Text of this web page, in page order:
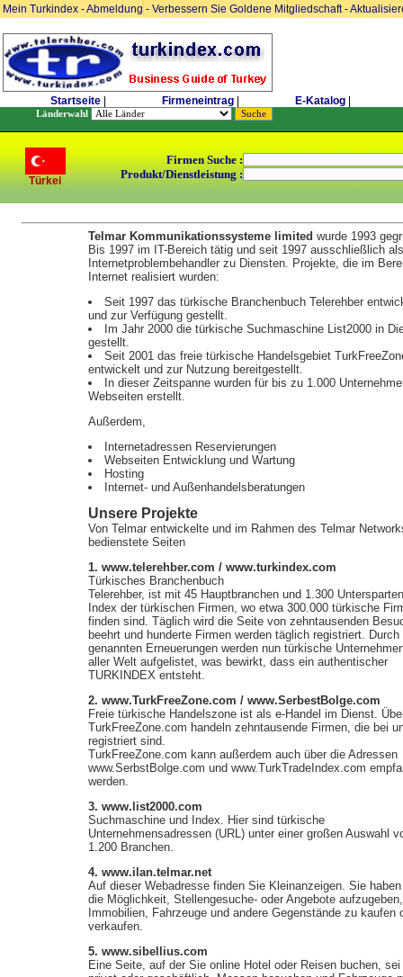
Mein Turkindex -Abmeldung- Verbessern Sie Goldene Mitgliedschaft-
Startseite Firmeneintrag E-Katalog
Länderwahl
Türkei
Firmen Suche :
Produkt/Dienstleistung :
Telmar Kommunikationssysteme limited wurde 1993
Bis 1997 im IT-Bereich tätig und seit 1997 ausschließlich als
Internetproblembehandler zu Diensten. Projekte, die im
Internet realisiert wurden:
Seit 1997 das türkische Branchenbuch Telerehber
und zur Verfügung gestellt.
Im Jahr 2000 die türkische Suchmaschine List2000 in
gestellt.
Seit 2001 das freie türkische Handelsgebiet
entwickelt und zur Nutzung bereitgestellt.
In dieser Zeitspanne wurden für bis zu 1.000
Webseiten erstellt.
Außerdem,
Internetadressen Reservierungen
Webseiten Entwicklung und Wartung
Hosting
Internet- und Außenhandelsberatungen
Unsere Projekte
Von Telmar entwickelte und im Rahmen des Telmar
bedienstete Seiten
1. www.telerehber.com / www.turkindex.com
Türkisches Branchenbuch
Telerehber, ist mit 45 Hauptbranchen und 1.300
Index der türkischen Firmen, wo etwa 300.000 türkische
finden sind. Täglich wird die Seite von zehntausenden
beehrt und hunderte Firmen werden täglich registriert. Durch
genannten Erneuerungen werden nun türkische
aller Welt aufgelistet, was bewirkt, dass ein authentischer
TURKINDEX entsteht.
2. www.TurkFreeZone.com / www.SerbestBolge.com
Freie türkische Handelszone ist als e-Handel im Dienst.
TurkFreeZone.com handeln zehntausende Firmen, die bei
registriert sind.
TurkFreeZone.com kann außerdem auch über die Adressen
www.SerbstBolge.com und www.TurkTradeIndex.com
werden.
3. www.list2000.com
Suchmaschine und Index. Hier sind türkische
Unternehmensadressen (URL) unter einer großen Auswahl
1.200 Branchen.
4. www.ilan.telmar.net
Auf dieser Webadresse finden Sie Kleinanzeigen. Sie
die Möglichkeit, Stellengesuche- oder Angebote aufzugeben,
Immobilien, Fahrzeuge und andere Gegenstände zu kaufen
verkaufen.
5. www.sibellius.com
Eine Seite, auf der Sie online Hotel oder Reisen buchen,